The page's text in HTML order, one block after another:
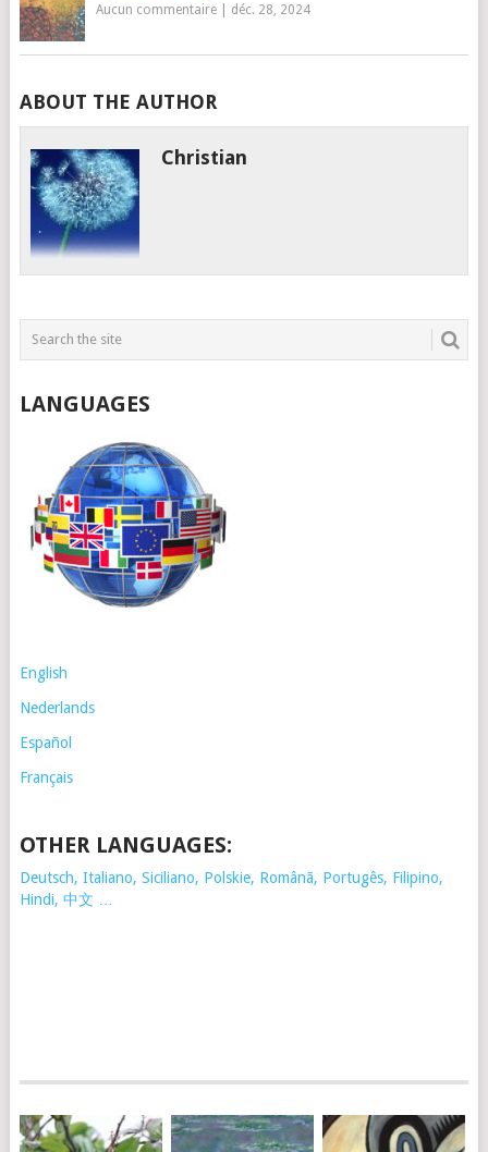
Aucun commentaire| déc. 28, 2024
ABOUT THE AUTHOR
Christian
LANGUAGES
English
Nederlands
Español
Français
OTHER LANGUAGES:
Deutsch, Italiano, Siciliano, Polskie, Românã, Portugês, Filipino,
Hindi, 中文 …